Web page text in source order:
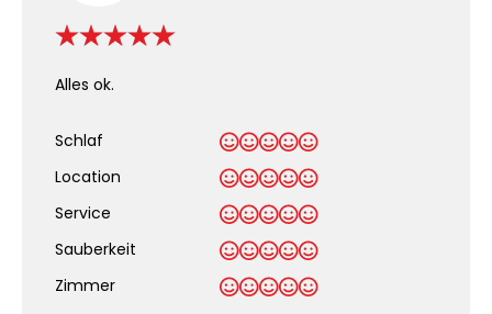
Alles ok.
Schlaf
Location
Service
Sauberkeit
Zimmer